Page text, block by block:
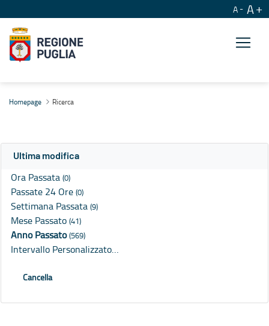
A A
Homepage Ricerca
Ultima modifica
Ora Passata (0)
Passate 24 Ore (0)
Settimana Passata (9)
Mese Passato (41)
Anno Passato(569)
Intervallo Personalizzato…
Cancella